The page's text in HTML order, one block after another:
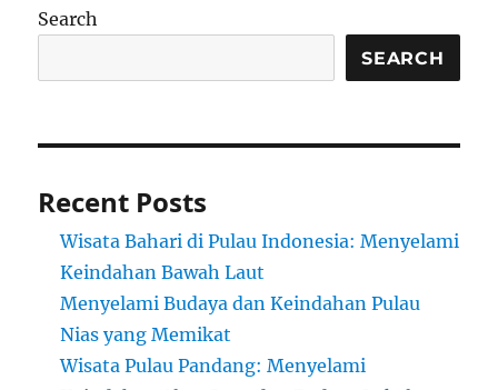
Search
SEARCH
Recent Posts
Wisata Bahari di Pulau Indonesia: Menyelami
Keindahan Bawah Laut
Menyelami Budaya dan Keindahan Pulau
Nias yang Memikat
Wisata Pulau Pandang: Menyelami